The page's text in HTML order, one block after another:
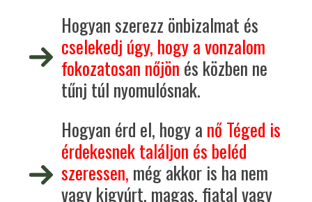
Hogyan szerezz önbizalmat és
cselekedj úgy, hogy a vonzalom
fokozatosan nőjön és közben ne
tűnj túl nyomulósnak.
Hogyan érd el, hogy a nő Téged is
érdekesnek találjon és beléd
szeressen, még akkor is ha nem
vagy kigyúrt, magas, fiatal vagy